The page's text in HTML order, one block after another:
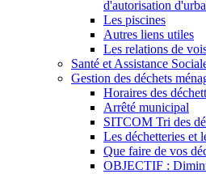
d'autorisation
Les piscines
Autres liens utiles
Les relations de
Santé et Assistance
Gestion des déchets
Horaires des
Arrêté municipal
SITCOM Tri des
Les déchetteries et
Que faire de vos
OBJECTIF :